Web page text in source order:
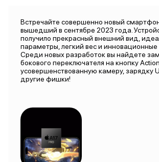
Встречайте совершенно новый
вышедший в сентябре 2023 года.
получило прекрасный внешний вид,
параметры, легкий вес и инновационные
Среди новых разработок вы найдете
бокового переключателя на кнопку Action,
усовершенствованную камеру, зарядку
другие фишки!